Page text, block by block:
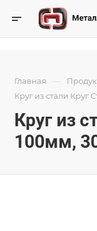
Главная —
Круг из стали Круг
Круг из
100мм,